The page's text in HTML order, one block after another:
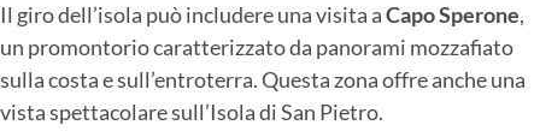
Il giro dell’isola può includere una visita aCapo Sperone,
un promontorio caratterizzato da panorami mozzafiato
sulla costa e sull’entroterra. Questa zona offre anche una
vista spettacolare sull’Isola di San Pietro.